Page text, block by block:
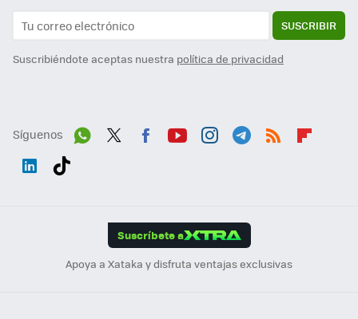
SUSCRIBIR
Suscribiéndote aceptas nuestra política de privacidad
Síguenos
Suscríbete a
Apoya a Xataka y disfruta ventajas exclusivas